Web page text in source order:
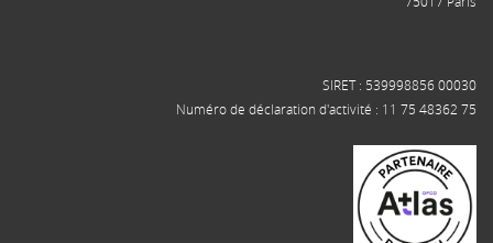
SIRET : 539998856 00030
Numéro de déclaration d'activité : 11 75 48362 75